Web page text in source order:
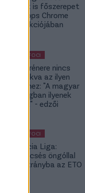
Budapest is főszerepet
kap a Topps Chrome
UCC kollekciójában
KÜLFÖLDI FOCI
A DVSC trénere nincs
hozzászokva az ilyen
meccsekhez: "A magyar
bajnokságban ilyenek
nincsenek" - edzői
KÜLFÖLDI FOCI
Konferencia Liga:
Balszerencsés öngóllal
került hátrányba az ETO